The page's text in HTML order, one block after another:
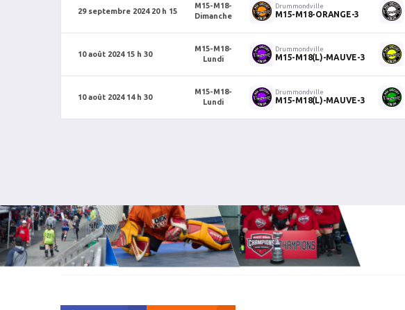
29 septembre 2024 20 h 15
M15-M18-
Dimanche
Drummondville
M15-M18-ORANGE-3
10 août 2024 15 h 30
M15-M18-
Lundi
Drummondville
M15-M18(L)-MAUVE-3
10 août 2024 14 h 30
M15-M18-
Lundi
Drummondville
M15-M18(L)-MAUVE-3